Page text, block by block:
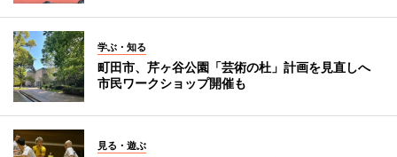
学ぶ・知る
町田市、芹ヶ谷公園「芸術の杜」計画を見直しへ
市民ワークショップ開催も
見る・遊ぶ